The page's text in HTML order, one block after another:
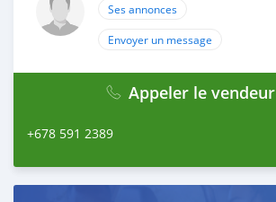
Ses annonces
Envoyer un message
Appeler le vendeur
+678 591 2389